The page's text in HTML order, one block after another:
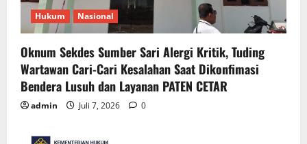
Hukum Nasional
Oknum Sekdes Sumber Sari Alergi Kritik, Tuding
Wartawan Cari-Cari Kesalahan Saat Dikonfimasi
Bendera Lusuh dan Layanan PATEN CETAR
admin Juli 7, 2026 0